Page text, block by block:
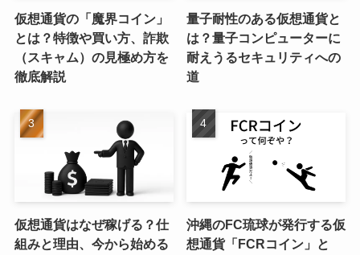
仮想通貨の「魔界コイン」
とは？特徴や買い方、詐欺
（スキャム）の見極め方を
徹底解説
量子耐性のある仮想通貨と
は？量子コンピューターに
耐えうるセキュリティへの
道
仮想通貨はなぜ稼げる？仕
組みと理由、今から始める
沖縄のFC琉球が発行する仮
想通貨「FCRコイン」と